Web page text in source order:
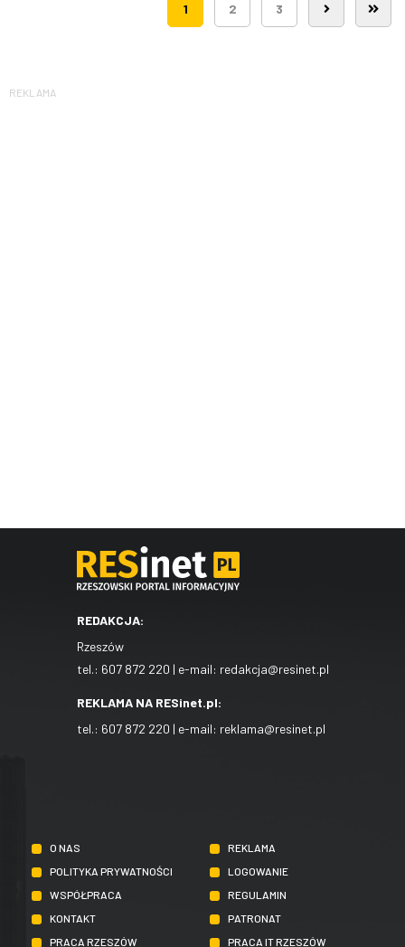
1 2 3
REKLAMA
REDAKCJA:
Rzeszów
tel.: 607 872 220 | e-mail: redakcja@resinet.pl
REKLAMA NA RESinet.pl:
tel.: 607 872 220 | e-mail: reklama@resinet.pl
O NAS
REKLAMA
POLITYKA PRYWATNOŚCI
LOGOWANIE
WSPÓŁPRACA
REGULAMIN
KONTAKT
PATRONAT
PRACA RZESZÓW
PRACA IT RZESZÓW